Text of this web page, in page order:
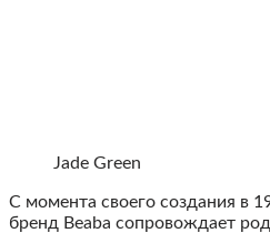
Jade Green
С момента своего создания в
бренд Beaba сопровождает